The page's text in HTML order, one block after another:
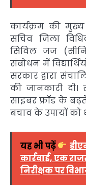
कार्यक्रम की मुख्य
सचिव जिला
सिविल जज
संबोधन में
सरकार द्वारा
की जानकारी दी।
साइबर फ्रॉड के
बचाव के उपायों को
यह भी पढ़ें
कार्रवाई, एक
निरीक्षक पर